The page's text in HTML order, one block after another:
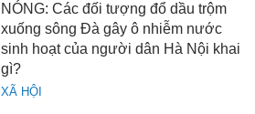
XÃ HỘI
NÓNG: Các đối tượng đổ dầu trộm
xuống sông Đà gây ô nhiễm nước
sinh hoạt của người dân Hà Nội khai
gì?